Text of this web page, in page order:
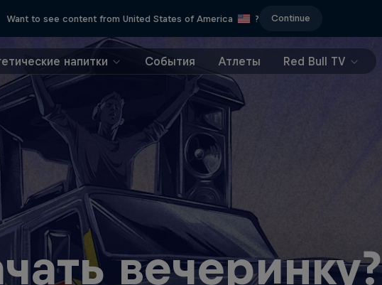
Want to see content from United States of America ? Continue
напитки События Атлеты Red Bull TV
вечеринку?